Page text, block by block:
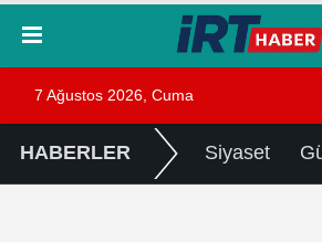
7 Ağustos 2026, Cuma
HABERLER Siyaset